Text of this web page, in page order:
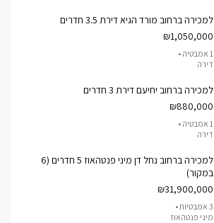
למכירה ברחוב מורד הגיא דירת 3.5 חדרים
₪1,050,000
1 אמבטיה •
דירה
למכירה ברחוב יחיעם דירת 3 חדרים
₪880,000
1 אמבטיה •
דירה
למכירה ברחוב נחל דן מיני פנטהאוז 5 חדרים (6
במקור)
₪31,900,000
3 אמבטיות •
מיני פנטהאוז